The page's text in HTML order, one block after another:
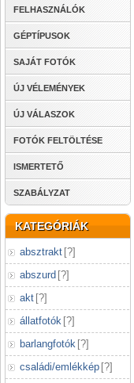
FELHASZNÁLÓK
GÉPTÍPUSOK
SAJÁT FOTÓK
ÚJ VÉLEMÉNYEK
ÚJ VÁLASZOK
FOTÓK FELTÖLTÉSE
ISMERTETŐ
SZABÁLYZAT
KATEGÓRIÁK
absztrakt [?]
abszurd [?]
akt [?]
állatfotók [?]
barlangfotók [?]
családi/emlékkép [?]